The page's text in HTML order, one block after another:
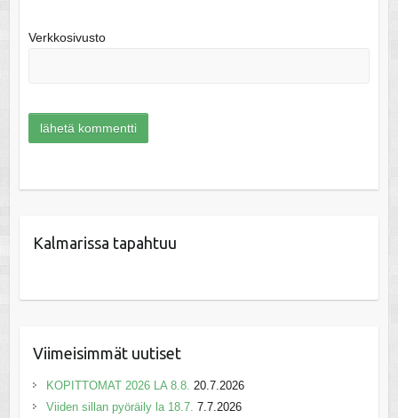
Verkkosivusto
Kalmarissa tapahtuu
Viimeisimmät uutiset
KOPITTOMAT 2026 LA 8.8. 20.7.2026
Viiden sillan pyöräily la 18.7. 7.7.2026